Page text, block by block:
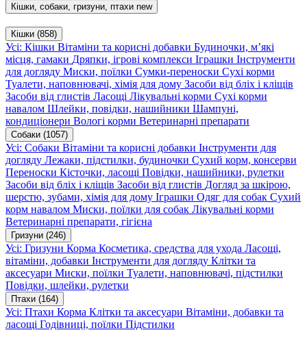
Кішки, собаки, гризуни, птахи new
Кішки (858)
Усі: Кішки Вітаміни та корисні добавки Будиночки, м’які
місця, гамаки Дряпки, ігрові комплекси Іграшки Інструменти
для догляду Миски, поїлки Сумки-переноски Сухі корми
Туалети, наповнювачі, хімія для дому Засоби від бліх і кліщів
Засоби від глистів Ласощі Лікувальні корми Сухі корми
навалом Шлейки, повідки, нашийники Шампуні,
кондиціонери Вологі корми Ветеринарні препарати
Собаки (1057)
Усі: Собаки Вітаміни та корисні добавки Інструменти для
догляду Лежаки, підстилки, будиночки Сухий корм, консерви
Переноски Кісточки, ласощі Повідки, нашийники, рулетки
Засоби від бліх і кліщів Засоби від глистів Догляд за шкірою,
шерстю, зубами, хімія для дому Іграшки Одяг для собак Сухий
корм навалом Миски, поїлки для собак Лікувальні корми
Ветеринарні препарати, гігієна
Гризуни (246)
Усі: Гризуни Корма Косметика, средства для ухода Ласощі,
вітаміни, добавки Інструменти для догляду Клітки та
аксесуари Миски, поїлки Туалети, наповнювачі, підстилки
Повідки, шлейки, рулетки
Птахи (164)
Усі: Птахи Корма Клітки та аксесуари Вітаміни, добавки та
ласощі Годівниці, поїлки Підстилки